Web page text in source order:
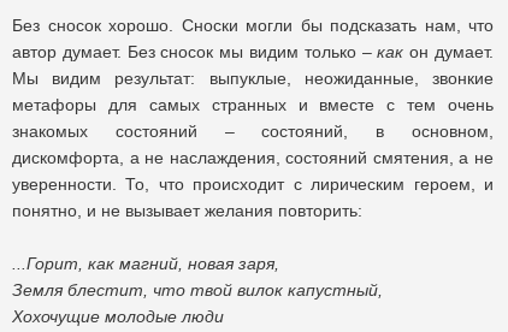
Без сносок хорошо. Сноски могли бы подсказать нам, что
автор думает. Без сносок мы видим только –как он думает.
Мы видим результат: выпуклые, неожиданные, звонкие
метафоры для самых странных и вместе с тем очень
знакомых состояний – состояний, в основном,
дискомфорта, а не наслаждения, состояний смятения, а не
уверенности. То, что происходит с лирическим героем, и
понятно, и не вызывает желания повторить:
...Горит, как магний, новая заря,
Земля блестит, что твой вилок капустный,
Хохочущие молодые люди